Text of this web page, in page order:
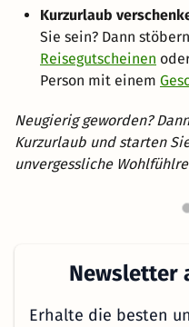
Kurzurlaub
Sie sein? Dann
Reisegutscheinen
Person mit einem
Neugierig geworden?
Kurzurlaub und starten
unvergessliche
Newsletter
Erhalte die besten